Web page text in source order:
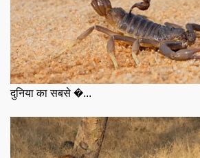
दुनिया का सबसे �...